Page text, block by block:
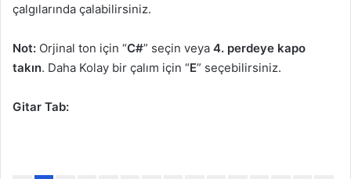
çalgılarında çalabilirsiniz.
Not: Orjinal ton için “C#” seçin veya 4. perdeye kapo
takın. Daha Kolay bir çalım için “E” seçebilirsiniz.
Gitar Tab: